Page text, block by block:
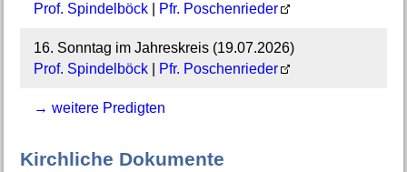
Prof. Spindelböck| Pfr. Poschenrieder
16. Sonntag im Jahreskreis (19.07.2026)
Prof. Spindelböck| Pfr. Poschenrieder
→ weitere Predigten
Kirchliche Dokumente